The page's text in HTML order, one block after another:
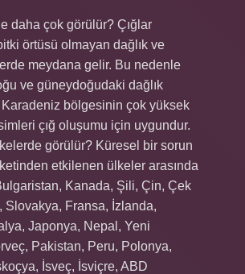
daha çok görülür? Çığlar
örtüsü olmayan dağlık ve
meydana gelir. Bu nedenle
ve güneydoğudaki dağlık
bölgesinin çok yüksek
çığ oluşumu için uygundur.
görülür? Küresel bir sorun
etkilenen ülkeler arasında
Kanada, Şili, Çin, Çek
Slovakya, Fransa, İzlanda,
Japonya, Nepal, Yeni
Pakistan, Peru, Polonya,
İsveç, İsviçre, ABD